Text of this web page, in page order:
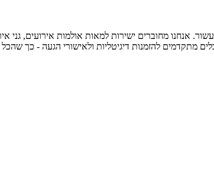
אנחנו מחוברים ישירות למאות אולמות אירועים, גני
מתקדמים להזמנות דיגיטליות ולאישורי הגעה - כך